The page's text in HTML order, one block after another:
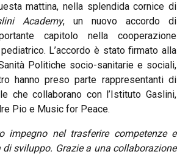
mattina, nella splendida cornice di
Academy, un nuovo accordo di
capitolo nella cooperazione
L’accordo è stato firmato alla
Politiche socio-sanitarie e sociali,
hanno preso parte rappresentanti di
che collaborano con l’Istituto Gaslini,
Pio e Music for Peace.
impegno nel trasferire competenze e
sviluppo. Grazie a una collaborazione